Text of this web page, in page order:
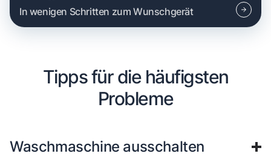
In wenigen Schritten zum Wunschgerät
Tipps für die häufigsten
Probleme
Waschmaschine ausschalten